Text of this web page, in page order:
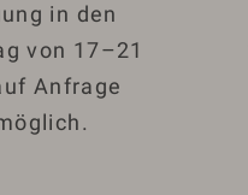
in den
von 17–21
Anfrage